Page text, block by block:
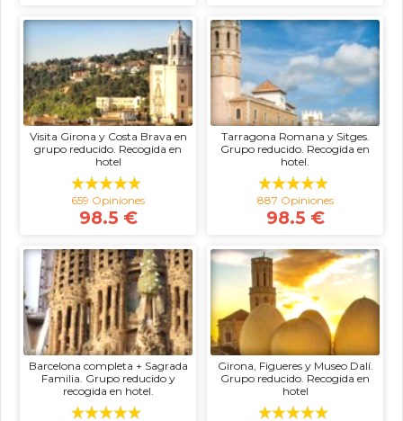
Visita Girona y Costa Brava en
grupo reducido. Recogida en
hotel
659 Opiniones
98.5 €
Tarragona Romana y Sitges.
Grupo reducido. Recogida en
hotel.
887 Opiniones
98.5 €
Barcelona completa + Sagrada
Familia. Grupo reducido y
recogida en hotel.
Girona, Figueres y Museo Dalí.
Grupo reducido. Recogida en
hotel